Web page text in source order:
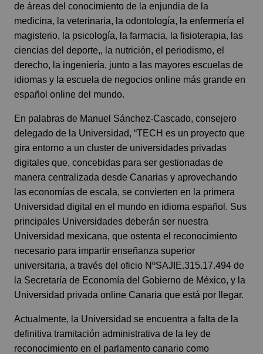
de áreas del conocimiento de la enjundia de la
medicina, la veterinaria, la odontología, la enfermería el
magisterio, la psicología, la farmacia, la fisioterapia, las
ciencias del deporte,, la nutrición, el periodismo, el
derecho, la ingeniería, junto a las mayores escuelas de
idiomas y la escuela de negocios online más grande en
español online del mundo.
En palabras de Manuel Sánchez-Cascado, consejero
delegado de la Universidad, “TECH es un proyecto que
gira entorno a un cluster de universidades privadas
digitales que, concebidas para ser gestionadas de
manera centralizada desde Canarias y aprovechando
las economías de escala, se convierten en la primera
Universidad digital en el mundo en idioma español. Sus
principales Universidades deberán ser nuestra
Universidad mexicana, que ostenta el reconocimiento
necesario para impartir enseñanza superior
universitaria, a través del oficio NºSAJIE.315.17.494 de
la Secretaría de Economía del Gobierno de México, y la
Universidad privada online Canaria que está por llegar.
Actualmente, la Universidad se encuentra a falta de la
definitiva tramitación administrativa de la ley de
reconocimiento en el parlamento canario como